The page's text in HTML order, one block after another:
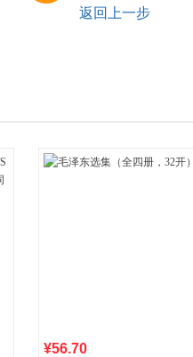
返回上一步
¥56.70